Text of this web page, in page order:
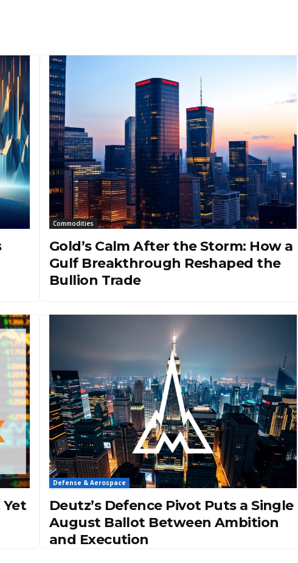
Commodities
Gold’s Calm After the Storm: How a
Gulf Breakthrough Reshaped the
Bullion Trade
Yet
Defense & Aerospace
Deutz’s Defence Pivot Puts a Single
August Ballot Between Ambition
and Execution